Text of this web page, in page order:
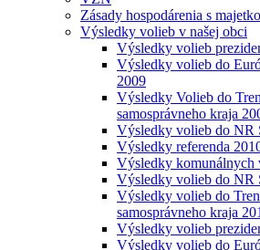
Zásady hospodárenia s
Výsledky volieb v našej obci
Výsledky volieb
Výsledky volieb do
2009
Výsledky Volieb do
samosprávneho kraja
Výsledky volieb do NR
Výsledky referenda
Výsledky komunálnych
Výsledky volieb do NR
Výsledky volieb do
samosprávneho kraja
Výsledky volieb
Výsledky volieb do